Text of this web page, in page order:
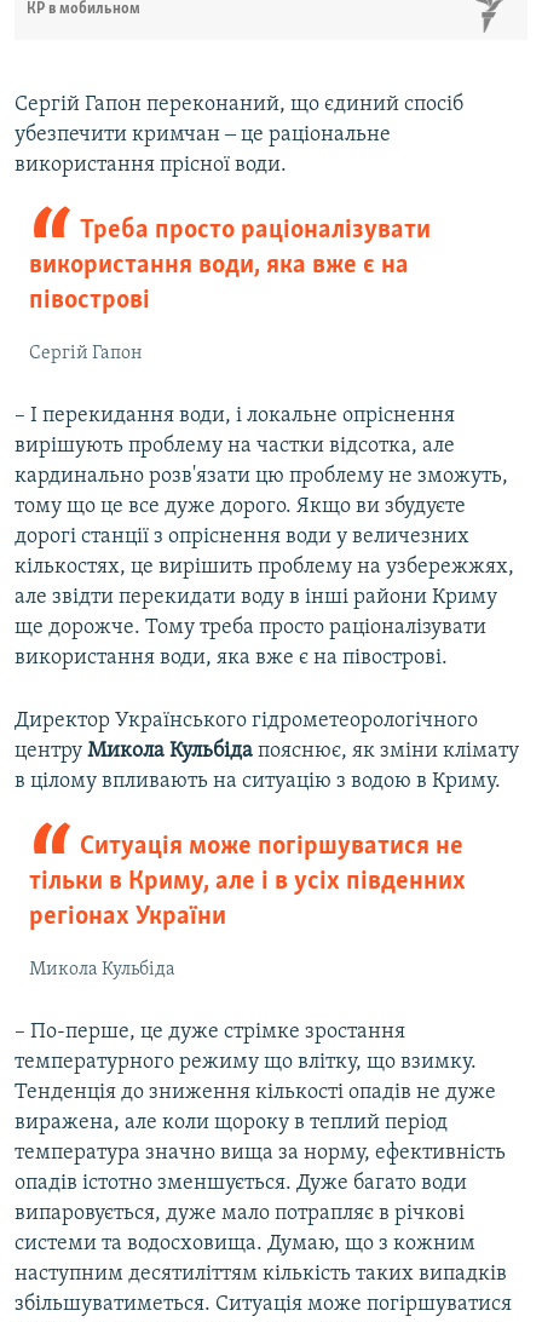
КР в мобильном
Сергій Гапон переконаний, що єдиний спосіб
убезпечити кримчан ‒ це раціональне
використання прісної води.
Треба просто раціоналізувати
використання води, яка вже є на
півострові
Сергій Гапон
– І перекидання води, і локальне опріснення
вирішують проблему на частки відсотка, але
кардинально розв'язати цю проблему не зможуть,
тому що це все дуже дорого. Якщо ви збудуєте
дорогі станції з опріснення води у величезних
кількостях, це вирішить проблему на узбережжях,
але звідти перекидати воду в інші райони Криму
ще дорожче. Тому треба просто раціоналізувати
використання води, яка вже є на півострові.
Директор Українського гідрометеорологічного
центру Микола Кульбіда пояснює, як зміни клімату
в цілому впливають на ситуацію з водою в Криму.
Ситуація може погіршуватися не
тільки в Криму, але і в усіх південних
регіонах України
Микола Кульбіда
– По-перше, це дуже стрімке зростання
температурного режиму що влітку, що взимку.
Тенденція до зниження кількості опадів не дуже
виражена, але коли щороку в теплий період
температура значно вища за норму, ефективність
опадів істотно зменшується. Дуже багато води
випаровується, дуже мало потрапляє в річкові
системи та водосховища. Думаю, що з кожним
наступним десятиліттям кількість таких випадків
збільшуватиметься. Ситуація може погіршуватися